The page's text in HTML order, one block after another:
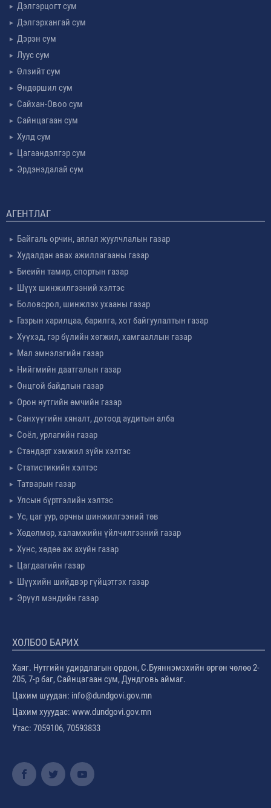
Дэлгэрцогт сум
Дэлгэрхангай сум
Дэрэн сум
Луус сум
Өлзийт сум
Өндөршил сум
Сайхан-Овоо сум
Сайнцагаан сум
Хулд сум
Цагаандэлгэр сум
Эрдэнэдалай сум
АГЕНТЛАГ
Байгаль орчин, аялал жуулчлалын газар
Худалдан авах ажиллагааны газар
Биеийн тамир, спортын газар
Шүүх шинжилгээний хэлтэс
Боловсрол, шинжлэх ухааны газар
Газрын харилцаа, барилга, хот байгуулалтын газар
Хүүхэд, гэр бүлийн хөгжил, хамгааллын газар
Мал эмнэлэгийн газар
Нийгмийн даатгалын газар
Онцгой байдлын газар
Орон нутгийн өмчийн газар
Санхүүгийн хяналт, дотоод аудитын алба
Соёл, урлагийн газар
Стандарт хэмжил зүйн хэлтэс
Статистикийн хэлтэс
Татварын газар
Улсын бүртгэлийн хэлтэс
Ус, цаг уур, орчны шинжилгээний төв
Хөдөлмөр, халамжийн үйлчилгээний газар
Хүнс, хөдөө аж ахуйн газар
Цагдаагийн газар
Шүүхийн шийдвэр гүйцэтгэх газар
Эрүүл мэндийн газар
ХОЛБОО БАРИХ
Хаяг. Нутгийн удирдлагын ордон, С.Буяннэмэхийн өргөн чөлөө 2-
205, 7-р баг, Сайнцагаан сум, Дундговь аймаг.
Цахим шуудан: info@dundgovi.gov.mn
Цахим хууудас: www.dundgovi.gov.mn
Утас: 7059106, 70593833